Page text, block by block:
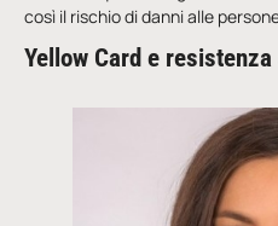
così il rischio di danni alle
Yellow Card e